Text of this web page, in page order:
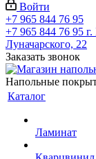
Войти
+7 965 844 76 95
+7 965 844 76 95
Луначарского, 22
Заказать звонок
Напольные
Каталог
Ламинат